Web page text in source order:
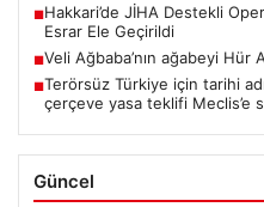
■Hakkari’de JİHA Destekli
Esrar Ele Geçirildi
■Veli Ağbaba’nın ağabeyi Hür
■Terörsüz Türkiye için tarihi
çerçeve yasa teklifi Meclis’e
Güncel